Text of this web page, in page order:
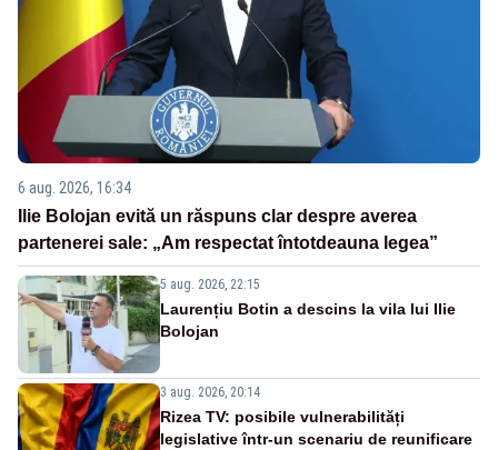
6 aug. 2026, 16:34
Ilie Bolojan evită un răspuns clar despre averea
partenerei sale: „Am respectat întotdeauna legea”
5 aug. 2026, 22:15
Laurențiu Botin a descins la vila lui Ilie
Bolojan
3 aug. 2026, 20:14
Rizea TV: posibile vulnerabilități
legislative într-un scenariu de reunificare